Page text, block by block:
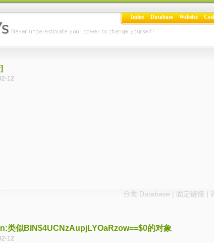
Index Database Website
12
分类:Database | 固定链接 |
类似BIN$4UCNzAupjLYOaRzow==$0的对象
12